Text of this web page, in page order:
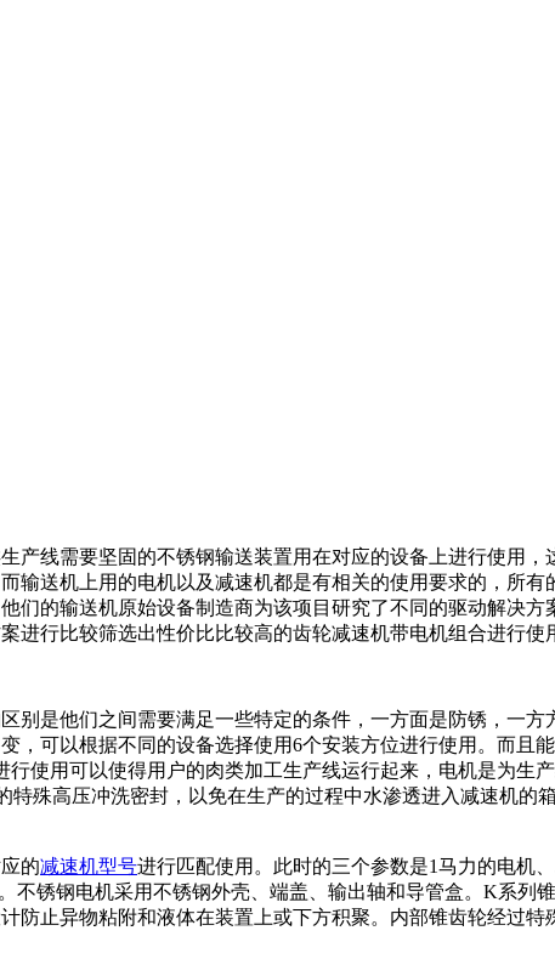
产线需要坚固的不锈钢输送装置用在对应的设备上进行使用
输送机上用的电机以及减速机都是有相关的使用要求的，所
他们的输送机原始设备制造商为该项目研究了不同的驱动解决方
行比较筛选出性价比比较高的齿轮减速机带电机组合进行使用
是他们之间需要满足一些特定的条件，一方面是防锈，一
，可以根据不同的设备选择使用6个安装方位进行使用。而
使用可以使得用户的肉类加工生产线运行起来，电机是为生
特殊高压冲洗密封，以免在生产的过程中水渗透进入减速机
的减速机型号进行匹配使用。此时的三个参数是1马力的电机
钢电机采用不锈钢外壳、端盖、输出轴和导管盒。K系
物粘附和液体在装置上或下方积聚。内部锥齿轮经过特殊研磨